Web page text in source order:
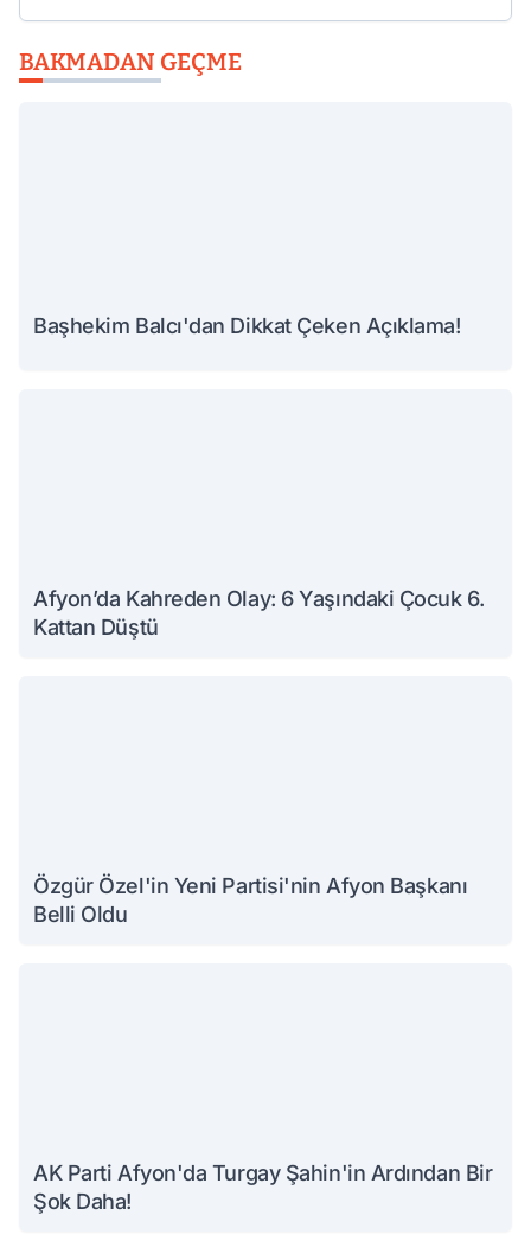
BAKMADAN GEÇME
Başhekim Balcı'dan Dikkat Çeken Açıklama!
Afyon’da Kahreden Olay: 6 Yaşındaki Çocuk 6.
Kattan Düştü
Özgür Özel'in Yeni Partisi'nin Afyon Başkanı
Belli Oldu
AK Parti Afyon'da Turgay Şahin'in Ardından Bir
Şok Daha!